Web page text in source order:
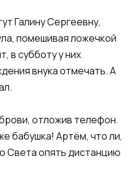
Галину Сергеевну,
помешивая ложечкой
в субботу у них
внука отмечать. А
отложив телефон.
бабушка! Артём, что ли,
Света опять дистанцию